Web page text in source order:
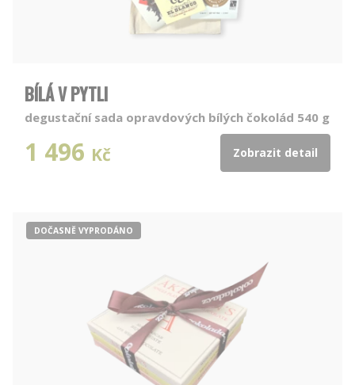
BÍLÁ V PYTLI
degustační sada opravdových bílých čokolád 540 g
1 496 Kč Zobrazit detail
DOČASNĚ VYPRODÁNO